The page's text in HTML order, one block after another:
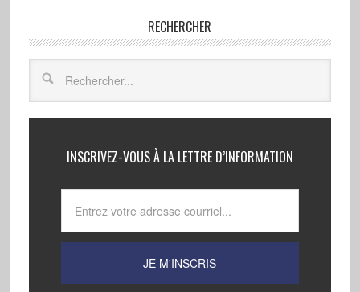
RECHERCHER
INSCRIVEZ-VOUS À LA LETTRE D’INFORMATION